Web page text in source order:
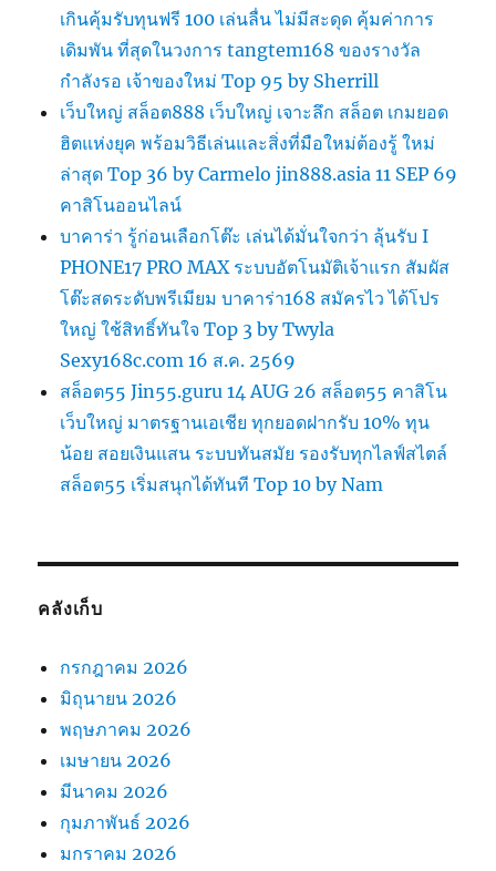
เกินคุ้มรับทุนฟรี 100 เล่นลื่น ไม่มีสะดุด คุ้มค่าการ
เดิมพัน ที่สุดในวงการ tangtem168 ของรางวัล
กำลังรอ เจ้าของใหม่ Top 95 by Sherrill
เว็บใหญ่ สล็อต888 เว็บใหญ่ เจาะลึก สล็อต เกมยอด
ฮิตแห่งยุค พร้อมวิธีเล่นและสิ่งที่มือใหม่ต้องรู้ ใหม่
ล่าสุด Top 36 by Carmelo jin888.asia 11 SEP 69
คาสิโนออนไลน์
บาคาร่า รู้ก่อนเลือกโต๊ะ เล่นได้มั่นใจกว่า ลุ้นรับ I
PHONE17 PRO MAX ระบบอัตโนมัติเจ้าแรก สัมผัส
โต๊ะสดระดับพรีเมียม บาคาร่า168 สมัครไว ได้โปร
ใหญ่ ใช้สิทธิ์ทันใจ Top 3 by Twyla
Sexy168c.com 16 ส.ค. 2569
สล็อต55 Jin55.guru 14 AUG 26 สล็อต55 คาสิโน
เว็บใหญ่ มาตรฐานเอเชีย ทุกยอดฝากรับ 10% ทุน
น้อย สอยเงินแสน ระบบทันสมัย รองรับทุกไลฟ์สไตล์
สล็อต55 เริ่มสนุกได้ทันที Top 10 by Nam
คลังเก็บ
กรกฎาคม 2026
มิถุนายน 2026
พฤษภาคม 2026
เมษายน 2026
มีนาคม 2026
กุมภาพันธ์ 2026
มกราคม 2026